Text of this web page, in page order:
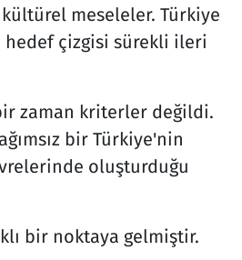
meseleler. Türkiye
hedef çizgisi sürekli ileri
zaman kriterler değildi.
bir Türkiye'nin
oluşturduğu
bir noktaya gelmiştir.